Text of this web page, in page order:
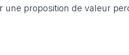
proposition de valeur